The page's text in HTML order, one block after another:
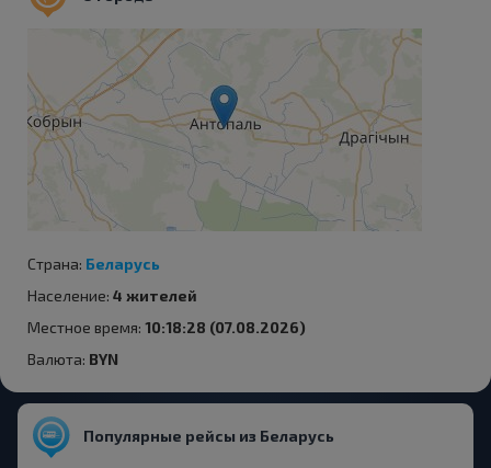
Страна: Беларусь
Население: 4 жителей
Местное время: 10:18:28 (07.08.2026)
Валюта: BYN
Популярные рейсы из Беларусь